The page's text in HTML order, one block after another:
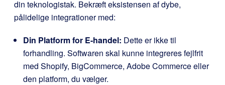
din teknologistak. Bekræft eksistensen af dybe,
pålidelige integrationer med:
Din Platform for E-handel: Dette er ikke til
forhandling. Softwaren skal kunne integreres fejlfrit
med Shopify, BigCommerce, Adobe Commerce eller
den platform, du vælger.